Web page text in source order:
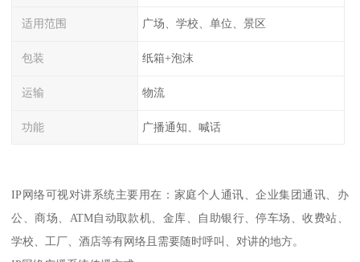
适用范围 广场、学校、单位、景区
包装 纸箱+泡沫
运输 物流
功能 广播通知、喊话
IP网络可视对讲系统主要用在：家庭个人通讯、企业集团通讯、办
公、商场、ATM自动取款机、金库、自助银行、停车场、收费站、
学校、工厂、酒店等有网络且需要随时呼叫、对讲的地方。